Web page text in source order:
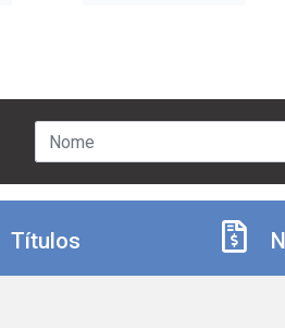
Títulos